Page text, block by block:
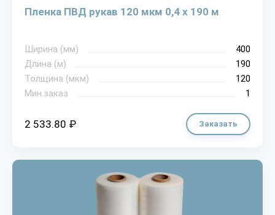
Пленка ПВД рукав 120 мкм 0,4 х 190 м
Ширина (мм)
400
Длина (м)
190
Толщина (мкм)
120
Мин.заказ
1
2 533.80 ₽ Заказать